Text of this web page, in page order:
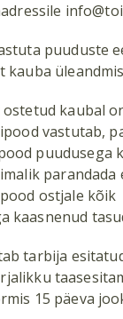
puuduste
kauba
kaubal
vastutab,
puudusega
parandada
ostjale kõik
kaasnenud
tarbija
15 päeva